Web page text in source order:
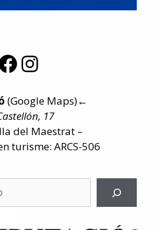
(Google Maps)←
17
del Maestrat –
turisme: ARCS-506